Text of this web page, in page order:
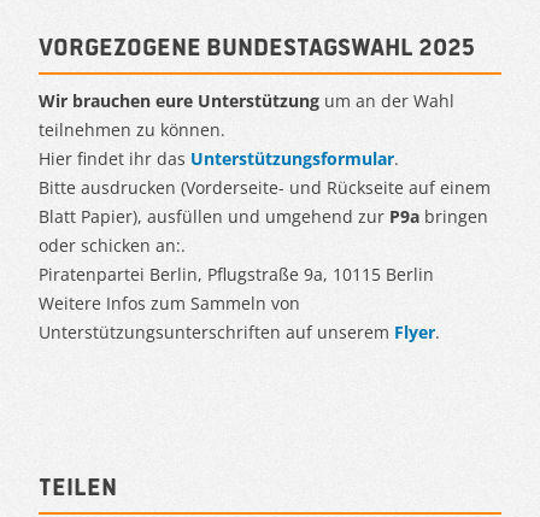
Vorgezogene Bundestagswahl 2025
Wir brauchen eure Unterstützung um an der Wahl
teilnehmen zu können.
Hier findet ihr das Unterstützungsformular.
Bitte ausdrucken (Vorderseite- und Rückseite auf einem
Blatt Papier), ausfüllen und umgehend zur P9a bringen
oder schicken an:.
Piratenpartei Berlin, Pflugstraße 9a, 10115 Berlin
Weitere Infos zum Sammeln von
Unterstützungsunterschriften auf unserem Flyer.
Teilen